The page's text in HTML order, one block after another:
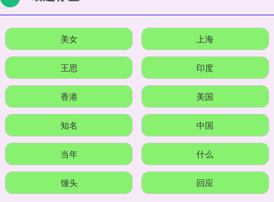
美女 上海
王思 印度
香港 美国
知名 中国
当年 什么
馒头 回应